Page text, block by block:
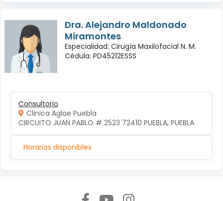
Dra. Alejandro Maldonado
Miramontes
Especialidad: Cirugía Maxilofacial N. M.
Cédula: PD45212ESSS
Consultorio
Clinica Aglae Puebla
CIRCUITO JUAN PABLO # 2523 72410 PUEBLA, PUEBLA
Horarios disponibles